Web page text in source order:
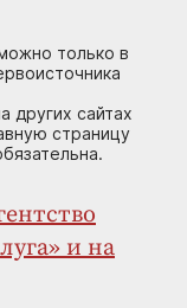
только в
других сайтах
страницу
и на